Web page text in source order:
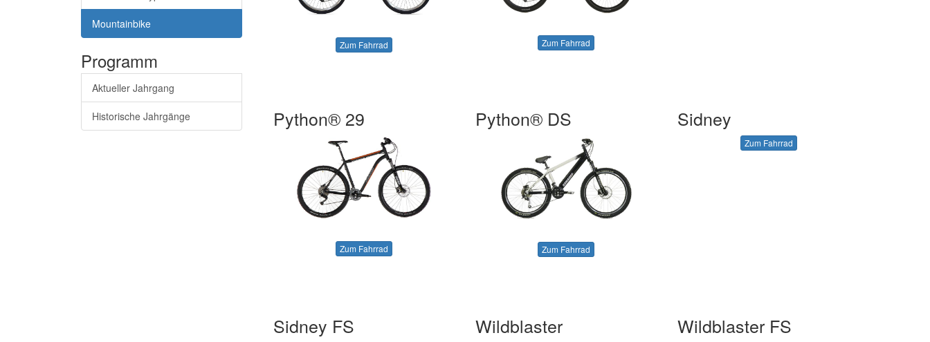
Mountainbike
Programm
Aktueller Jahrgang
Historische Jahrgänge
Zum Fahrrad Zum Fahrrad
Python® 29
Zum Fahrrad
Python® DS
Zum Fahrrad
Sidney
Zum Fahrrad
Sidney FS Wildblaster Wildblaster FS